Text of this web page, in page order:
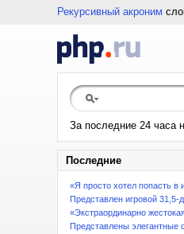
Рекурсивный акроним
За последние 24 часа
Последние
«Я просто хотел попасть в
Представлен игровой 31,5-
«Экстраординарно
Представлены элегантные